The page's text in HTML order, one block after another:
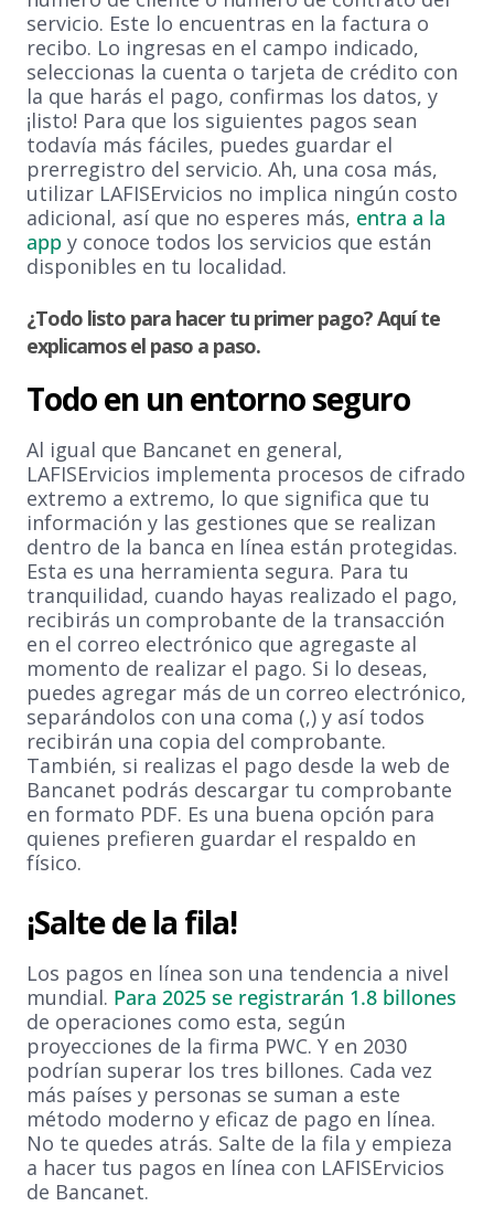
servicio. Este lo encuentras en la factura o
recibo. Lo ingresas en el campo indicado,
seleccionas la cuenta o tarjeta de crédito con
la que harás el pago, confirmas los datos, y
¡listo! Para que los siguientes pagos sean
todavía más fáciles, puedes guardar el
prerregistro del servicio. Ah, una cosa más,
utilizar LAFISErvicios no implica ningún costo
adicional, así que no esperes más, entra a la
app y conoce todos los servicios que están
disponibles en tu localidad.
¿Todo listo para hacer tu primer pago? Aquí te
explicamos el paso a paso.
Todo en un entorno seguro
Al igual que Bancanet en general,
LAFISErvicios implementa procesos de cifrado
extremo a extremo, lo que significa que tu
información y las gestiones que se realizan
dentro de la banca en línea están protegidas.
Esta es una herramienta segura. Para tu
tranquilidad, cuando hayas realizado el pago,
recibirás un comprobante de la transacción
en el correo electrónico que agregaste al
momento de realizar el pago. Si lo deseas,
puedes agregar más de un correo electrónico,
separándolos con una coma (,) y así todos
recibirán una copia del comprobante.
También, si realizas el pago desde la web de
Bancanet podrás descargar tu comprobante
en formato PDF. Es una buena opción para
quienes prefieren guardar el respaldo en
físico.
¡Salte de la fila!
Los pagos en línea son una tendencia a nivel
mundial. Para 2025 se registrarán 1.8 billones
de operaciones como esta, según
proyecciones de la firma PWC. Y en 2030
podrían superar los tres billones. Cada vez
más países y personas se suman a este
método moderno y eficaz de pago en línea.
No te quedes atrás. Salte de la fila y empieza
a hacer tus pagos en línea con LAFISErvicios
de Bancanet.